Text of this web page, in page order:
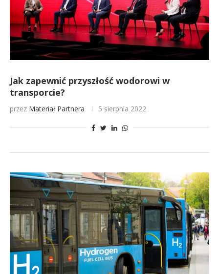
Jak zapewnić przyszłość wodorowi w
transporcie?
przez Materiał Partnera 5 sierpnia 2022